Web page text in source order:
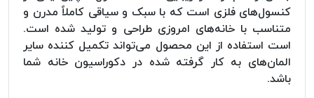
کنسول‌های فلزی است که با سبک و سیاقی کاملاً مدرن و
متناسب با خانه‌های امروزی طراحی و تولید شده است.
است استفاده از این محصول می‌تواند تکمیل کننده سایر
المان‌های به کار گرفته شده در دکوراسیون خانه شما
باشد.